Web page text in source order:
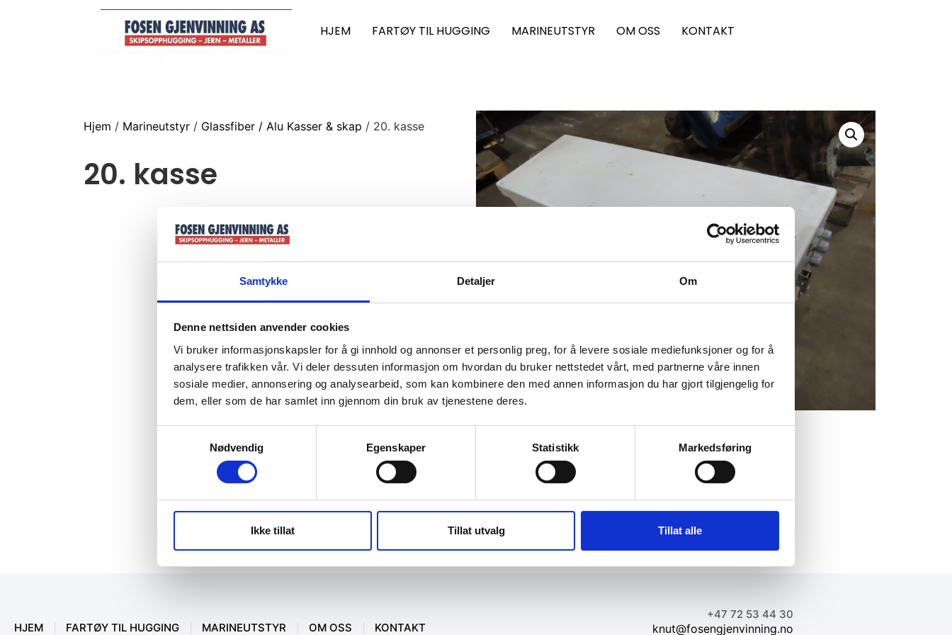
Samtykke Detaljer Om
Denne nettsiden anvender cookies
Vi bruker informasjonskapsler for å gi innhold og annonser et personlig preg, for å levere sosiale mediefunksjoner og for å
analysere trafikken vår. Vi deler dessuten informasjon om hvordan du bruker nettstedet vårt, med partnerne våre innen
sosiale medier, annonsering og analysearbeid, som kan kombinere den med annen informasjon du har gjort tilgjengelig for
dem, eller som de har samlet inn gjennom din bruk av tjenestene deres.
Nødvendig
Egenskaper Statistikk Markedsføring
Ikke tillat Tillat utvalg Tillat alle
HJEM FARTØY TIL HUGGING MARINEUTSTYR OM OSS KONTAKT
Hjem / Marineutstyr/ Glassfiber / Alu Kasser & skap / 20. kasse
20. kasse
HJEM FARTØY TIL HUGGING MARINEUTSTYR OM OSS KONTAKT
+47 72 53 44 30
knut@fosengjenvinning.no